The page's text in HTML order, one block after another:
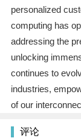
personalized
computing has
addressing the
unlocking
continues to
industries,
of our
评论